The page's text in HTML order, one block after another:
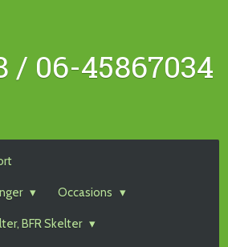
/ 06-45867034
Occasions
BFR Skelter